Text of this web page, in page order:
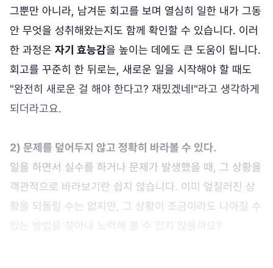
그뿐만 아니라, 남겨둔 회고를 보며 열심히 일한 내가 그동
안 무엇을 성취해왔는지도 함께 확인할 수 있습니다. 이러
한 과정은 자기 효능감을 높이는 데에도 큰 도움이 됩니다.
회고를 꾸준히 한 뒤로는, 새로운 일을 시작해야 할 때도
"완전히 새로운 걸 해야 한다고? 재밌겠네!"라고 생각하게
되더라고요.
2) 문제를 덮어두지 않고 정확히 바라볼 수 있다.
일을 하면서 실수를 하거나 문제가 발생했을 때, 그 상황을
객관적으로 바라보기란 쉽지 않습니다. 이미 엎질러진 상
황을 되돌릴 수는 없지만, 그 상황이 조금이라도 나아질 수
있는 방법을 찾아내 노력해 볼 수 있지 않을까요?